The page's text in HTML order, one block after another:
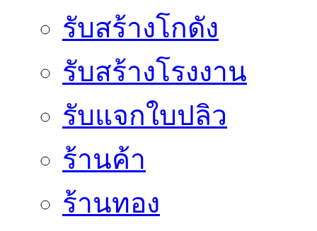
รับสร้างโกดัง
รับสร้างโรงงาน
รับแจกใบปลิว
ร้านค้า
ร้านทอง